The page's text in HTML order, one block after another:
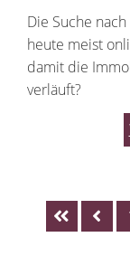
Die Suche
heute meist
damit die
verläuft?